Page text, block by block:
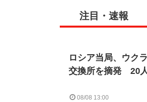
注目・速報
ロシア当局、ウク
交換所を摘発 20
08/08 13:00